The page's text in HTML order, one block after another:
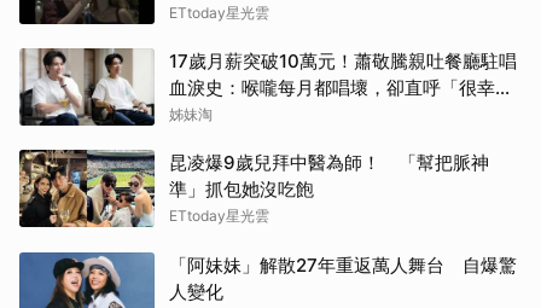
ETtoday星光雲
17歲月薪突破10萬元！蕭敬騰親吐餐廳駐唱
血淚史：喉嚨每月都唱壞，卻直呼「很幸
福」
姊妹淘
昆凌爆9歲兒拜中醫為師！ 「幫把脈神
準」抓包她沒吃飽
ETtoday星光雲
「阿妹妹」解散27年重返萬人舞台 自爆驚
人變化